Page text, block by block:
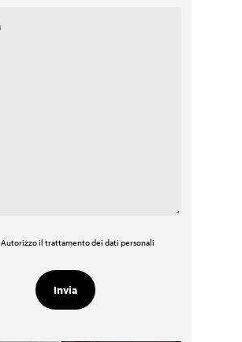
Autorizzo il trattamento dei dati personali